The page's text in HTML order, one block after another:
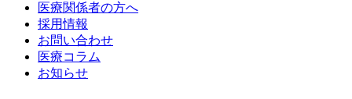
医療関係者の方へ
採用情報
お問い合わせ
医療コラム
お知らせ